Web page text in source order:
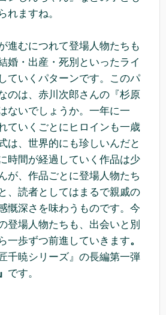
れますね。
進むにつれて登場人物たちも
婚・出産・死別といったライ
ていくパターンです。このパ
のは、赤川次郎さんの『杉原
ないでしょうか。一年に一
ていくごとにヒロインも一歳
は、世界的にも珍しいんだと
時間が経過していく作品は少
が、作品ごとに登場人物たち
、読者としてはまるで親戚の
慨深さを味わうものです。今
登場人物たちも、出会いと別
一歩ずつ前進していきます。
千暁シリーズ』の長編第一弾
です。